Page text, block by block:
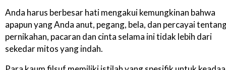
Anda harus berbesar hati mengakui kemungkinan bahwa
apapun yang Anda anut, pegang, bela, dan percayai
pernikahan, pacaran dan cinta selama ini tidak lebih dari
sekedar mitos yang indah.